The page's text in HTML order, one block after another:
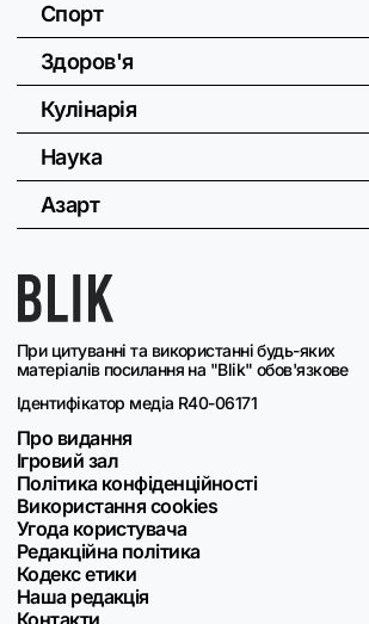
При цитуванні та використанні будь-яких
матеріалів посилання на "Blik" обов'язкове
Ідентифікатор медіа R40-06171
Про видання
Ігровий зал
Політика конфіденційності
Використання cookies
Угода користувача
Редакційна політика
Кодекс етики
Наша редакція
Спорт
Здоров'я
Кулінарія
Наука
Азарт